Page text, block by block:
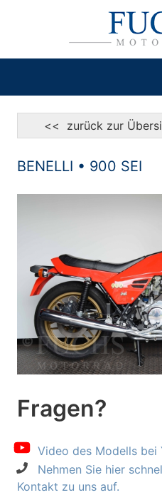
<< zurück zur
BENELLI • 900 SEI
Fragen?
Video des Modells bei
Nehmen Sie hier
Kontakt zu uns auf.